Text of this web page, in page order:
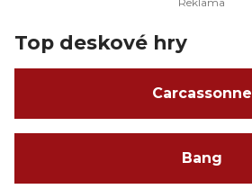
Top deskové hry
Carcassonne
Bang